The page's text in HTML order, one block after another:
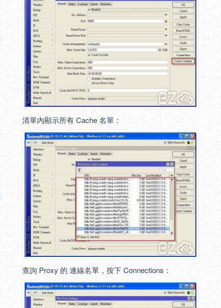
清單內顯示所有 Cache 名單：
查詢 Proxy 的 連線名單，按下 Connections：